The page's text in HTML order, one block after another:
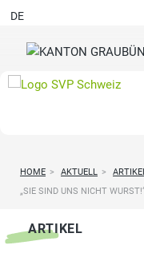
DE
HOME > AKTUELL >
„SIE SIND UNS NICHT
ARTIKEL